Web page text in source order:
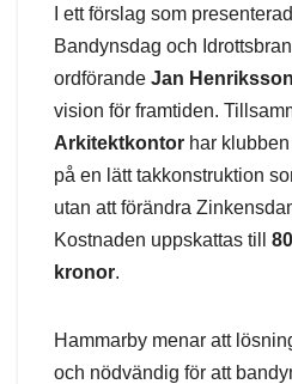
I ett förslag som
Bandynsdag och
ordförande Jan Henriksson
vision för framtiden.
Arkitektkontor har
på en lätt takkonstruktion
utan att förändra
Kostnaden uppskattas till
kronor.
Hammarby menar att
och nödvändig för att